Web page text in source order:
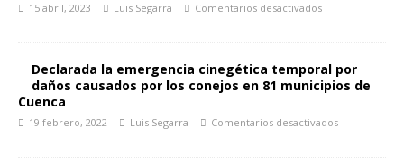
15 abril, 2023 Luis Segarra Comentarios desactivados
Declarada la emergencia cinegética temporal por
daños causados por los conejos en 81 municipios de
Cuenca
19 febrero, 2022 Luis Segarra Comentarios desactivados